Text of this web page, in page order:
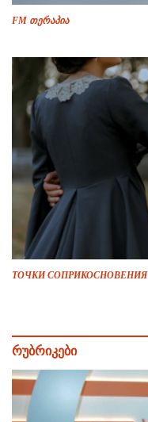
FM თერაპია
ТОЧКИ СОПРИКОСНОВЕНИЯ
რუბრიკები